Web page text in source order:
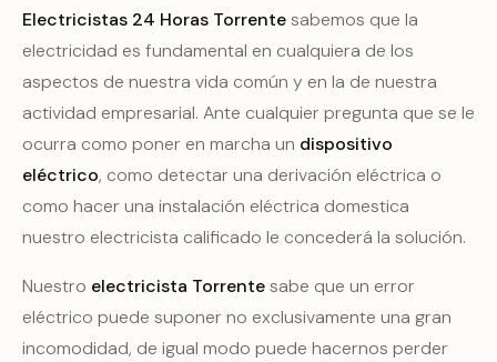
Electricistas 24 Horas Torrentesabemos que la
electricidad es fundamental en cualquiera de los
aspectos de nuestra vida común y en la de nuestra
actividad empresarial. Ante cualquier pregunta que se le
ocurra como poner en marcha un dispositivo
eléctrico, como detectar una derivación eléctrica o
como hacer una instalación eléctrica domestica
nuestro electricista calificado le concederá la solución.
Nuestro electricista Torrentesabe que un error
eléctrico puede suponer no exclusivamente una gran
incomodidad, de igual modo puede hacernos perder